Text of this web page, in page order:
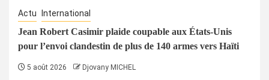
Actu International
Jean Robert Casimir plaide coupable aux États-Unis
pour l’envoi clandestin de plus de 140 armes vers Haïti
5 août 2026 Djovany MICHEL